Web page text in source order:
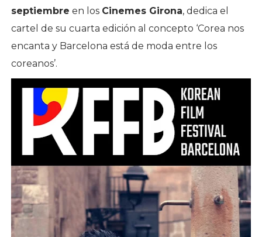
septiembre en los Cinemes Girona, dedica el
cartel de su cuarta edición al concepto ‘Corea nos
encanta y Barcelona está de moda entre los
coreanos’.